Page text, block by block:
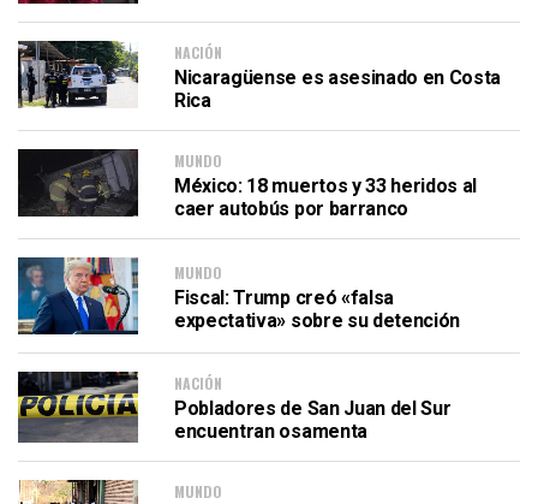
NACIÓN
Nicaragüense es asesinado en Costa
Rica
MUNDO
México: 18 muertos y 33 heridos al
caer autobús por barranco
MUNDO
Fiscal: Trump creó «falsa
expectativa» sobre su detención
NACIÓN
Pobladores de San Juan del Sur
encuentran osamenta
MUNDO